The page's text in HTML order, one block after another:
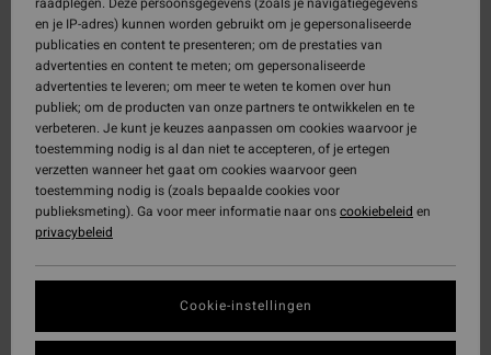
en je IP-adres) kunnen worden gebruikt om je gepersonaliseerde
publicaties en content te presenteren; om de prestaties van
advertenties en content te meten; om gepersonaliseerde
advertenties te leveren; om meer te weten te komen over hun
publiek; om de producten van onze partners te ontwikkelen en te
verbeteren. Je kunt je keuzes aanpassen om cookies waarvoor je
toestemming nodig is al dan niet te accepteren, of je ertegen
verzetten wanneer het gaat om cookies waarvoor geen
toestemming nodig is (zoals bepaalde cookies voor
publieksmeting). Ga voor meer informatie naar onscookiebeleid en
privacybeleid
Cookie-instellingen